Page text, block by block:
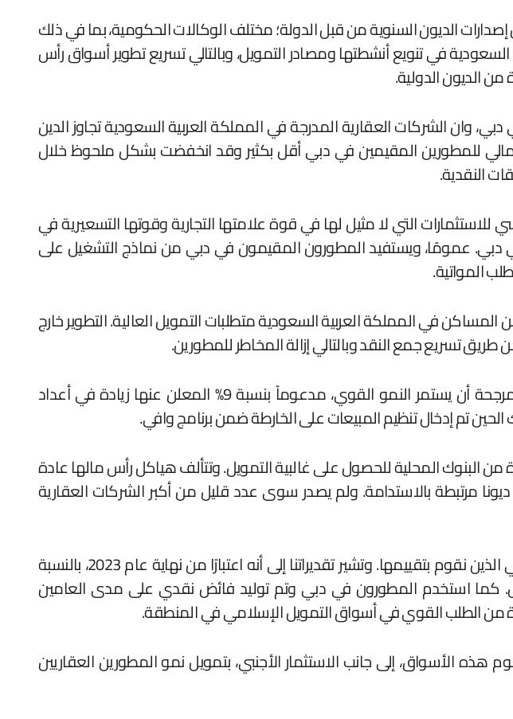
الديون السنوية من قبل الدولة؛ مختلف الوكالات الحكومية، بما في ذلك
في تنويع أنشطتها ومصادر التمويل، وبالتالي تسريع تطوير أسواق رأس
الديون الدولية.
وان الشركات العقارية المدرجة في المملكة العربية السعودية تجاوز الدين
وفي تناقض حاد، فإن نسب الرفع المالي للمطورين المقيمين في دبي أقل بكثير وقد انخفضت بشكل ملحوظ خلال
النقدية.
التي لا مثيل لها في قوة علامتها التجارية وقوتها التسعيرية في
دبي. عمومًا، ويستفيد المطورون المقيمون في دبي من نماذج التشغيل على
في المملكة العربية السعودية متطلبات التمويل العالية. التطوير خارج
طريق تسريع جمع النقد وبالتالي إزالة المخاطر للمطورين.
وابانت انه في النصف الأول من عام 2023، المعاملات على الخارطة ارتفع بنسبة 52% مرجحة أن يستمر النمو القوي، مدعوماً بنسبة 9% المعلن عنها زيادة في أعداد
تم إدخال تنظيم المبيعات على الخارطة ضمن برنامج وافي.
البنوك المحلية للحصول على غالبية التمويل. وتتألف هياكل رأس مالها عادة
مرتبطة بالاستدامة. ولم يصدر سوى عدد قليل من أكبر الشركات العقارية
ويتناقض هذا بشكل حاد مع هياكل رأس المال الأكثر تنوعًا للمطورين المقيمين في دبي الذين نقوم بتقييمها. وتشير تقديراتنا إلى أنه اعتبارًا من نهاية عام 2023، بالنسبة
وصبحا مجتمعة، ستشكل الصكوك 80% من رأس المال. كما استخدم المطورون في دبي وتم توليد فائض نقدي على مدى العامين
من الطلب القوي في أسواق التمويل الإسلامي في المنطقة.
الأسواق، إلى جانب الاستثمار الأجنبي، بتمويل نمو المطورين العقاريين